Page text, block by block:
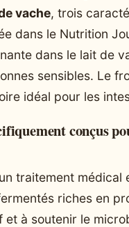
vache, trois
dans le Nutrition
dans le lait de
sensibles. Le
idéal pour les
conçus
traitement médical
riches en
à soutenir le